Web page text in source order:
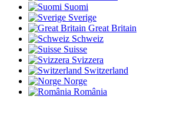
Suomi
Sverige
Great Britain
Schweiz
Suisse
Svizzera
Switzerland
Norge
România